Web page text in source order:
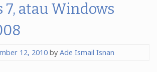
atau Windows
12, 2010 by Ade Ismail Isnan